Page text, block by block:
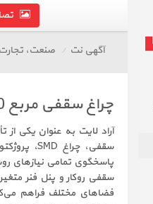
آگهی نت صنعت،
چراغ سقفی مربع 60×60 توکار مدیا
آراد لایت به عنوان یکی از
پاسخگوی تمامی نیازهای